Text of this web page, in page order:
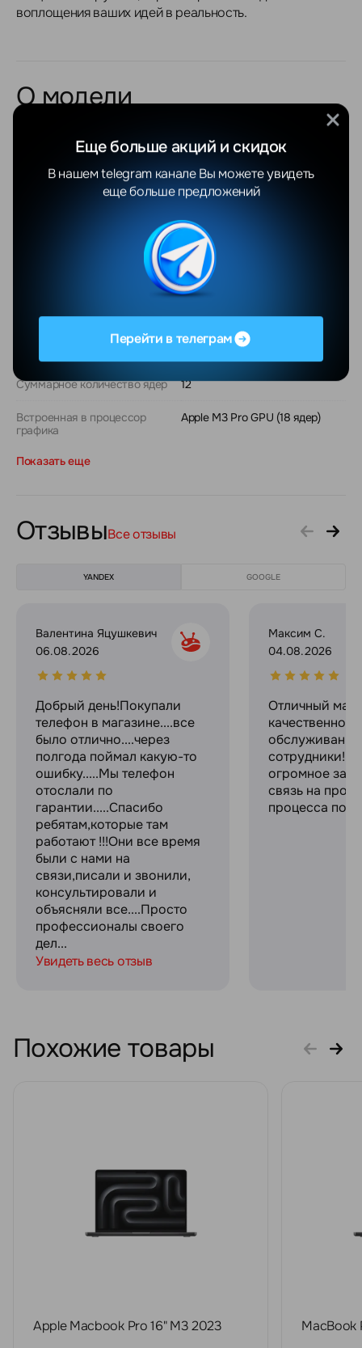
воплощения ваших идей в реальность.
О модели
Общие
Продуктовая линейка Apple MacBook Pro
новый
Apple Silicon (2023)
Процессор Apple M3
Apple M3 Pro (12 ядер)
Суммарное количество ядер 12
Встроенная в процессор
графика
Apple M3 Pro GPU (18 ядер)
Показать еще
ОтзывыВсе отзывы
YANDEX GOOGLE
Валентина Яцушкевич
06.08.2026
Добрый день!Покупали
телефон в магазине....все
было отлично....через
полгода поймал какую-то
ошибку.....Мы телефон
отослали по
гарантии.....Спасибо
ребятам,которые там
работают !!!Они все время
были с нами на
связи,писали и звонили,
консультировали и
объясняли все....Просто
профессионалы своего
дел...
Увидеть весь отзыв
Максим С.
04.08.2026
Отличный
качественное
сотрудники!
огромное за
связь на
процесса
Похожие товары
Apple Macbook Pro 16" M3 2023
MacBook
Перейти в телеграм
Еще больше акций и скидок
В нашем telegram канале Вы можете увидеть
еще больше предложений